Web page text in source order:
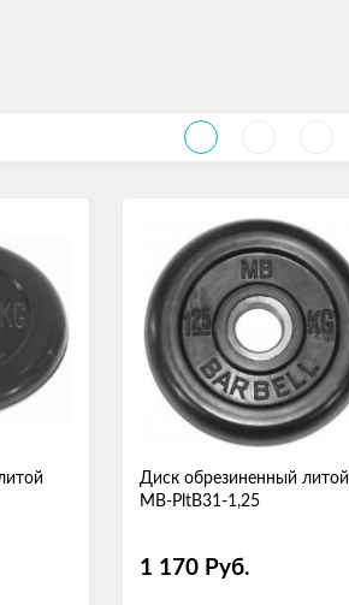
Диск обрезиненный литой
MB-PltB31-1,25
1 170 Руб.